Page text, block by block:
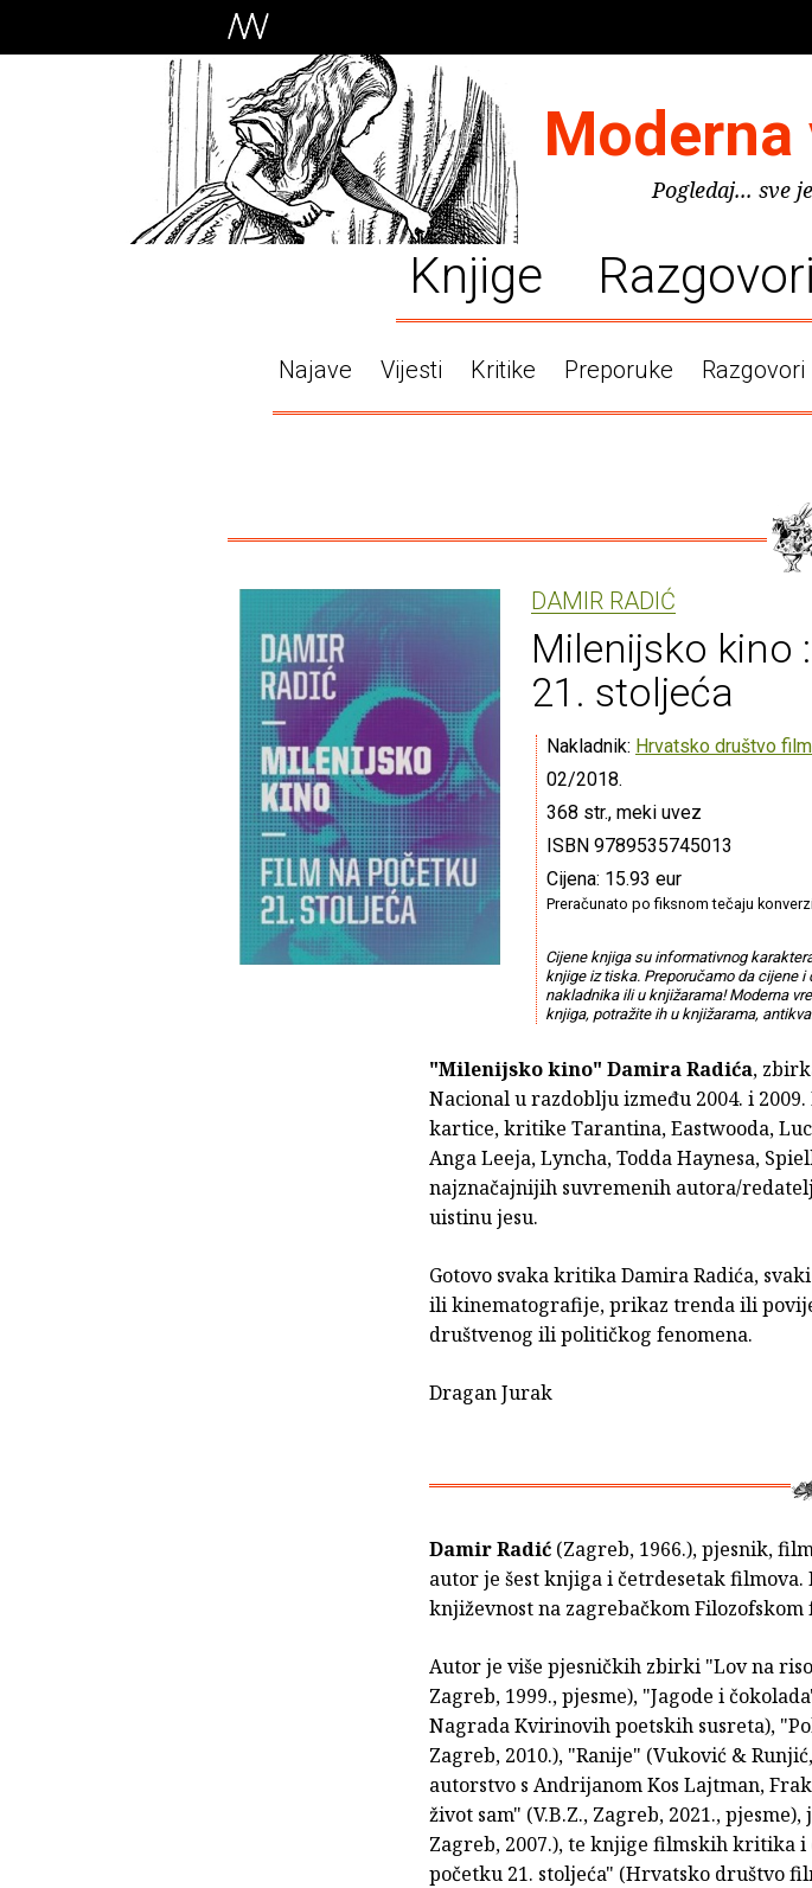
Moderna
Pogledaj... sve
Knjige Razgovori
Najave Vijesti Kritike Preporuke Razgovori
DAMIR RADIĆ
Milenijsko kino
21. stoljeća
Nakladnik: Hrvatsko društvo
02/2018.
368 str., meki uvez
ISBN 9789535745013
Cijena: 15.93 eur
Preračunato po fiksnom tečaju
Cijene knjiga su informativnog
knjige iz tiska. Preporučamo da cijene
nakladnika ili u knjižarama! Moderna
knjiga, potražite ih u knjižarama,
"Milenijsko kino" Damira Radića,
Nacional u razdoblju između 2004. i
kartice, kritike Tarantina, Eastwooda,
Anga Leeja, Lyncha, Todda Haynesa,
najznačajnijih suvremenih autora/
uistinu jesu.
Gotovo svaka kritika Damira Radića,
ili kinematografije, prikaz trenda ili
društvenog ili političkog fenomena.
Dragan Jurak
Damir Radić (Zagreb, 1966.), pjesnik,
autor je šest knjiga i četrdesetak
književnost na zagrebačkom
Autor je više pjesničkih zbirki "Lov na
Zagreb, 1999., pjesme), "Jagode i
Nagrada Kvirinovih poetskih susreta),
Zagreb, 2010.), "Ranije" (Vuković &
autorstvo s Andrijanom Kos Lajtman,
život sam" (V.B.Z., Zagreb, 2021.,
Zagreb, 2007.), te knjige filmskih kritika
početku 21. stoljeća" (Hrvatsko društvo